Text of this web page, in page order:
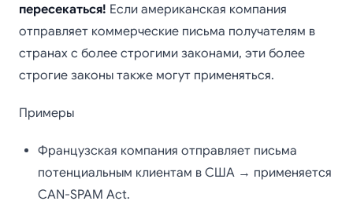
пересекаться! Если американская компания
отправляет коммерческие письма получателям в
странах с более строгими законами, эти более
строгие законы также могут применяться.
Примеры
Французская компания отправляет письма
потенциальным клиентам в США → применяется
CAN-SPAM Act.